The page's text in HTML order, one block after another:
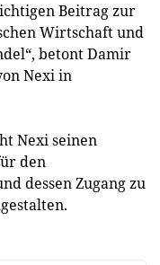
Beitrag zur
Wirtschaft und
betont Damir
Nexi in
Nexi seinen
den
dessen Zugang zu